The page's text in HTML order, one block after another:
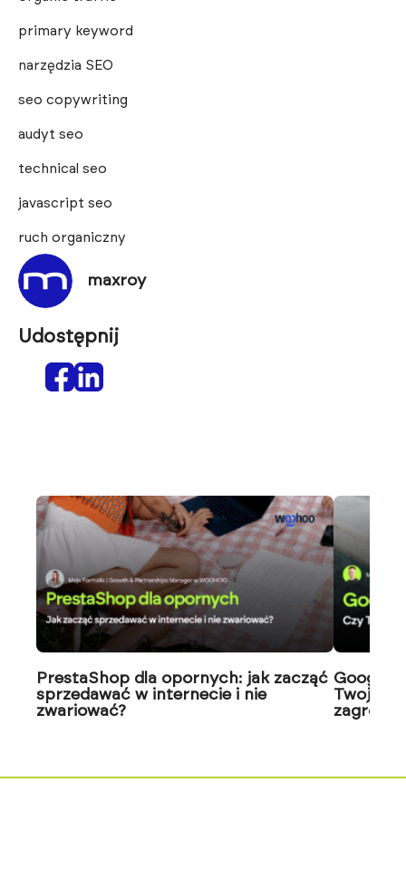
primary keyword
narzędzia SEO
seo copywriting
audyt seo
technical seo
javascript seo
ruch organiczny
maxroy
Udostępnij
PrestaShop dla opornych: jak zacząć
sprzedawać w internecie i nie
zwariować?
Google
Twoja